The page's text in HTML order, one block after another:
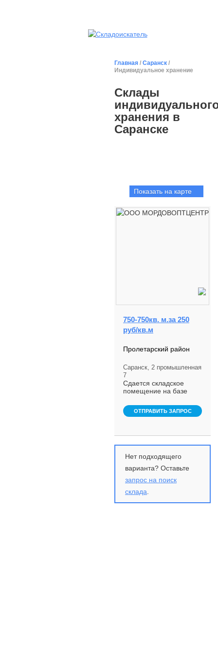
Главная / Саранск /
Индивидуальное хранение
Склады
хранения в
Саранске
Показать на карте
750-750кв. м.за 250
руб/кв.м
Пролетарский район
Саранск, 2 промышленная
7
Сдается складское
помещение на базе
МОРДОВОПТЦЕНТР
250р квмнебольшой
ОТПРАВИТЬ ЗАПРОС
Нет подходящего
варианта? Оставьте
запрос на поиск
склада